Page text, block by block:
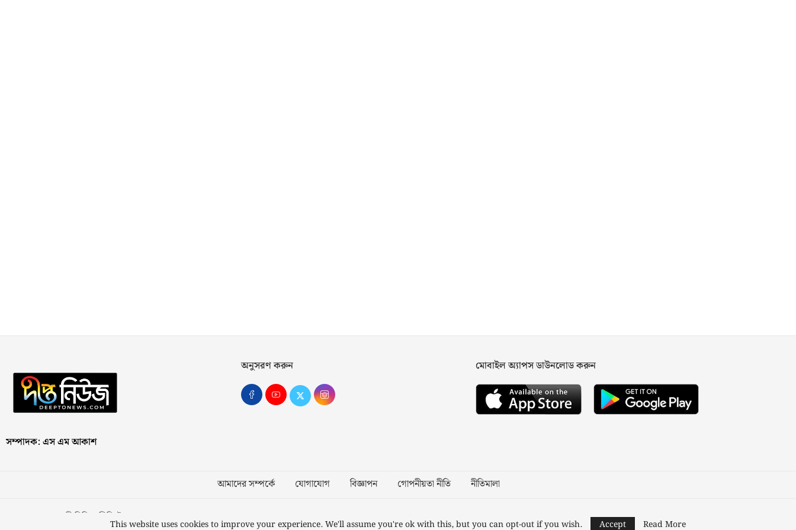
সম্পাদক: এস এম আকাশ
অনুসরণ করুন মোবাইল অ্যাপস ডাউনলোড করুন
আমাদের সম্পর্কে যোগাযোগ বিজ্ঞাপন গোপনীয়তা নীতি নীতিমালা
স্বত্ব © ২০২৩ কাজী মিডিয়া লিমিটেড Designed and Developed byNusratech Pte Ltd.
This website uses cookies to improve your experience. We'll assume you're ok with this, but you can opt-out if you wish. Accept Read More